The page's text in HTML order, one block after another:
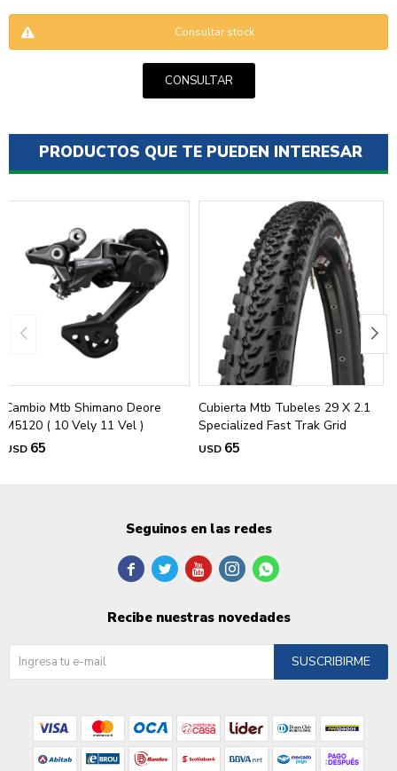
Consultar stock
CONSULTAR
PRODUCTOS QUE TE PUEDEN INTERESAR
Cambio Mtb Shimano Deore
M5120 ( 10 Vely 11 Vel )
USD 65
Cubierta Mtb Tubeles 29 X 2.1
Specialized Fast Trak Grid
USD 65
ENVIAR
Seguinos en las redes
    
Recibe nuestras novedades
SUSCRIBIRME